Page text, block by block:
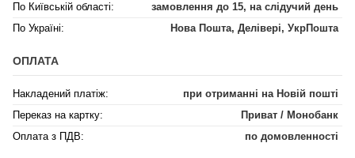
По Київській області:
замовлення до 15, на слідучий день
По Україні:
Нова Пошта, Делівері, УкрПошта
ОПЛАТА
Накладений платіж:
при отриманні на Новій пошті
Переказ на картку:
Приват / Монобанк
Оплата з ПДВ:
по домовленності